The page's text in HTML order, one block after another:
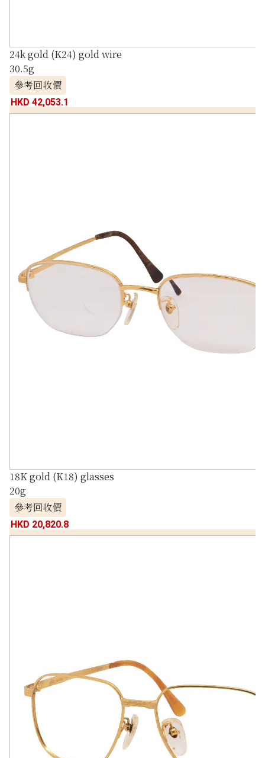
24k gold (K24) gold wire
30.5g
參考回收價
HKD 42,053.1
18K gold (K18) glasses
20g
參考回收價
HKD 20,820.8